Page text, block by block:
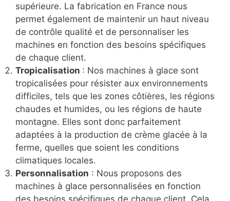
supérieure. La fabrication en France nous
permet également de maintenir un haut niveau
de contrôle qualité et de personnaliser les
machines en fonction des besoins spécifiques
de chaque client.
Tropicalisation : Nos machines à glace sont
tropicalisées pour résister aux environnements
difficiles, tels que les zones côtières, les régions
chaudes et humides, ou les régions de haute
montagne. Elles sont donc parfaitement
adaptées à la production de crème glacée à la
ferme, quelles que soient les conditions
climatiques locales.
Personnalisation : Nous proposons des
machines à glace personnalisées en fonction
des besoins spécifiques de chaque client. Cela